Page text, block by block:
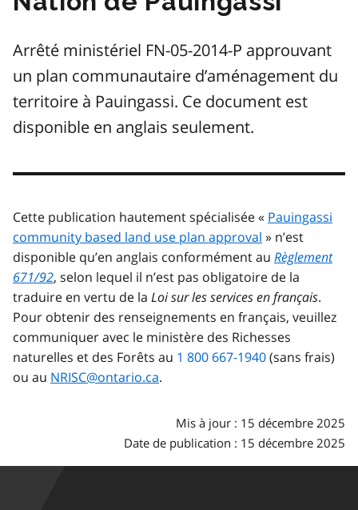
Arrêté ministériel FN-05-2014-P approuvant
un plan communautaire d’aménagement du
territoire à Pauingassi. Ce document est
disponible en anglais seulement.
Cette publication hautement spécialisée « Pauingassi
community based land use plan approval » n’est
disponible qu’en anglais conformément au Règlement
671/92, selon lequel il n’est pas obligatoire de la
traduire en vertu de la Loi sur les services en français.
Pour obtenir des renseignements en français, veuillez
communiquer avec le ministère des Richesses
naturelles et des Forêts au 1 800 667-1940(sans frais)
ou au NRISC@ontario.ca.
Mis à jour : 15 décembre 2025
Date de publication : 15 décembre 2025